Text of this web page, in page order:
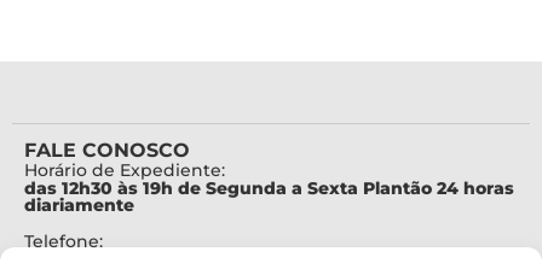
FALE CONOSCO
Horário de Expediente:
das 12h30 às 19h de Segunda a Sexta Plantão 24 horas
diariamente
Telefone: